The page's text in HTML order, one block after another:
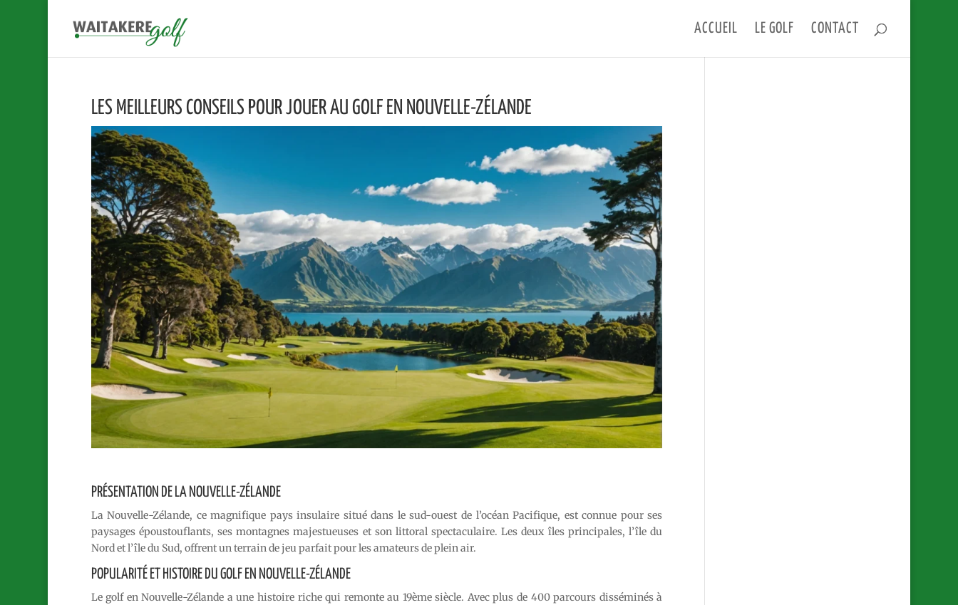
ACCUEIL LE GOLF CONTACT
LES MEILLEURS CONSEILS POUR JOUER AU GOLF EN NOUVELLE-ZÉLANDE
PRÉSENTATION DE LA NOUVELLE-ZÉLANDE
La Nouvelle-Zélande, ce magnifique pays insulaire situé dans le sud-ouest de l’océan Pacifique, est connue pour ses
paysages époustouflants, ses montagnes majestueuses et son littoral spectaculaire. Les deux îles principales, l’île du
Nord et l’île du Sud, offrent un terrain de jeu parfait pour les amateurs de plein air.
POPULARITÉ ET HISTOIRE DU GOLF EN NOUVELLE-ZÉLANDE
Le golf en Nouvelle-Zélande a une histoire riche qui remonte au 19ème siècle. Avec plus de 400 parcours disséminés à